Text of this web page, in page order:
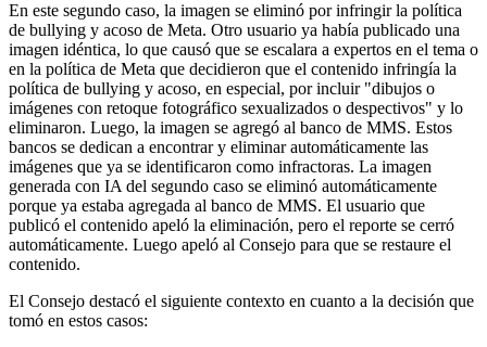
En este segundo caso, la imagen se eliminó por infringir la política
de bullying y acoso de Meta. Otro usuario ya había publicado una
imagen idéntica, lo que causó que se escalara a expertos en el tema o
en la política de Meta que decidieron que el contenido infringía la
política de bullying y acoso, en especial, por incluir "dibujos o
imágenes con retoque fotográfico sexualizados o despectivos" y lo
eliminaron. Luego, la imagen se agregó al banco de MMS. Estos
bancos se dedican a encontrar y eliminar automáticamente las
imágenes que ya se identificaron como infractoras. La imagen
generada con IA del segundo caso se eliminó automáticamente
porque ya estaba agregada al banco de MMS. El usuario que
publicó el contenido apeló la eliminación, pero el reporte se cerró
automáticamente. Luego apeló al Consejo para que se restaure el
contenido.
El Consejo destacó el siguiente contexto en cuanto a la decisión que
tomó en estos casos: